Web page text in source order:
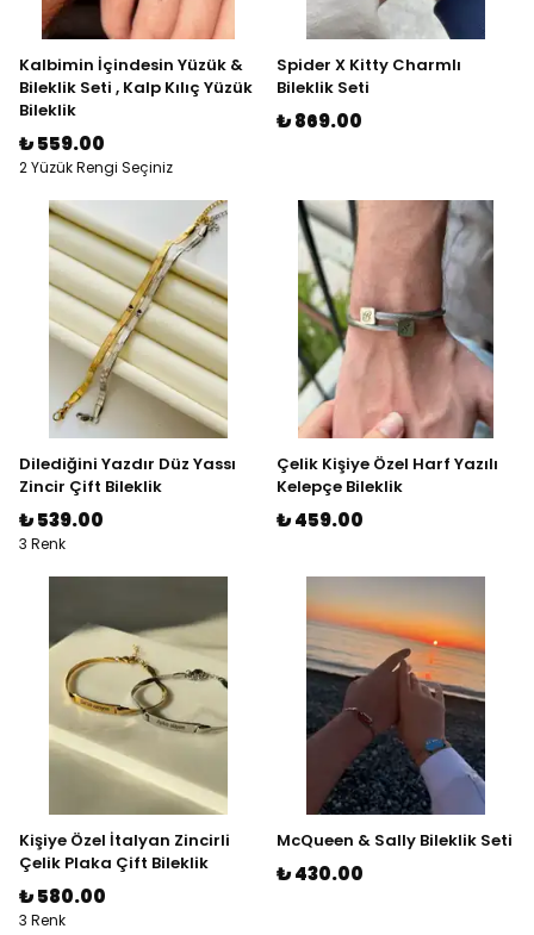
Kalbimin İçindesin Yüzük &
Bileklik Seti , Kalp Kılıç Yüzük
Bileklik
₺ 559.00
2 Yüzük Rengi Seçiniz
Spider X Kitty Charmlı
Bileklik Seti
₺ 869.00
Dilediğini Yazdır Düz Yassı
Zincir Çift Bileklik
₺ 539.00
3 Renk
Çelik Kişiye Özel Harf Yazılı
Kelepçe Bileklik
₺ 459.00
Kişiye Özel İtalyan Zincirli
Çelik Plaka Çift Bileklik
₺ 580.00
3 Renk
McQueen & Sally Bileklik Seti
₺ 430.00